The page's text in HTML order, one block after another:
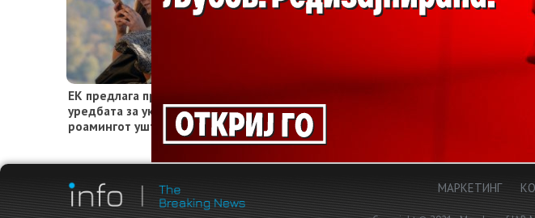
ЕК предлага продолжување на
уредбата за укинување на
роамингот уште 10 години
на воените вежби на границата
со Мароко и Западна Сахара
Еди
МАРКЕТИНГ